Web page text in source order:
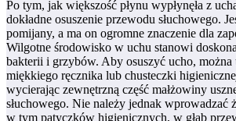
Po tym, jak większość płynu wypłynęła z
dokładne osuszenie przewodu słuchowego.
pomijany, a ma on ogromne znaczenie dla
Wilgotne środowisko w uchu stanowi
bakterii i grzybów. Aby osuszyć ucho, można
miękkiego ręcznika lub chusteczki
wycierając zewnętrzną część małżowiny
słuchowego. Nie należy jednak wprowadzać
w tym patyczków higienicznych, w głąb